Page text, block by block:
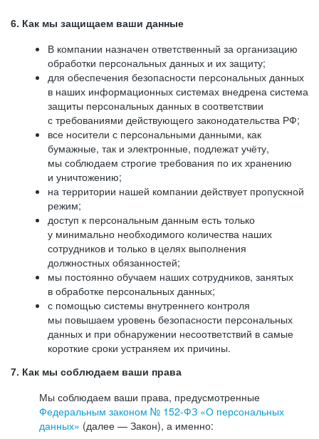
6. Как мы защищаем ваши данные
В компании назначен ответственный за организацию
обработки персональных данных и их защиту;
для обеспечения безопасности персональных данных
в наших информационных системах внедрена система
защиты персональных данных в соответствии
с требованиями действующего законодательства РФ;
все носители с персональными данными, как
бумажные, так и электронные, подлежат учёту,
мы соблюдаем строгие требования по их хранению
и уничтожению;
на территории нашей компании действует пропускной
режим;
доступ к персональным данным есть только
у минимально необходимого количества наших
сотрудников и только в целях выполнения
должностных обязанностей;
мы постоянно обучаем наших сотрудников, занятых
в обработке персональных данных;
с помощью системы внутреннего контроля
мы повышаем уровень безопасности персональных
данных и при обнаружении несоответствий в самые
короткие сроки устраняем их причины.
7. Как мы соблюдаем ваши права
Мы соблюдаем ваши права, предусмотренные
Федеральным законом № 152-ФЗ «О персональных
данных» (далее — Закон), а именно: